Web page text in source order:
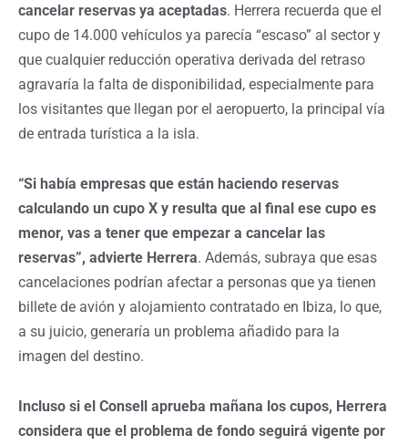
cancelar reservas ya aceptadas. Herrera recuerda que el
cupo de 14.000 vehículos ya parecía “escaso” al sector y
que cualquier reducción operativa derivada del retraso
agravaría la falta de disponibilidad, especialmente para
los visitantes que llegan por el aeropuerto, la principal vía
de entrada turística a la isla.
“Si había empresas que están haciendo reservas
calculando un cupo X y resulta que al final ese cupo es
menor, vas a tener que empezar a cancelar las
reservas”, advierte Herrera. Además, subraya que esas
cancelaciones podrían afectar a personas que ya tienen
billete de avión y alojamiento contratado en Ibiza, lo que,
a su juicio, generaría un problema añadido para la
imagen del destino.
Incluso si el Consell aprueba mañana los cupos, Herrera
considera que el problema de fondo seguirá vigente por